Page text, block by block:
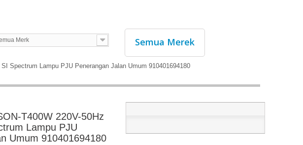
Merk Semua Merek
Spectrum Lampu PJU Penerangan Jalan Umum 910401694180
T400W 220V-50Hz
Lampu PJU
Umum 910401694180